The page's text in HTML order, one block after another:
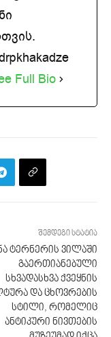
Full Bio
შემდეგი სტატია
ტერნერის ვილაში
გაერთიანებული
სხვადასხვა ქვეყნის
და ცხოვრების
სტილი, რომელიც
ანტიკური ნივთების